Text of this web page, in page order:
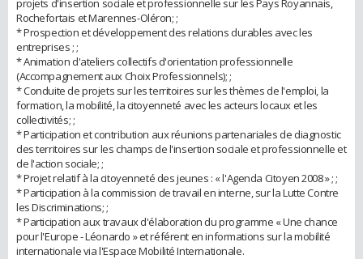
projets d'insertion sociale et professionnelle sur les Pays Royannais,
Rochefortais et Marennes-Oléron; ;
* Prospection et développement des relations durables avec les
entreprises ; ;
* Animation d'ateliers collectifs d'orientation professionnelle
(Accompagnement aux Choix Professionnels); ;
* Conduite de projets sur les territoires sur les thèmes de l'emploi, la
formation, la mobilité, la citoyenneté avec les acteurs locaux et les
collectivités; ;
* Participation et contribution aux réunions partenariales de diagnostic
des territoires sur les champs de l'insertion sociale et professionnelle et
de l'action sociale; ;
* Projet relatif à la citoyenneté des jeunes : « l'Agenda Citoyen 2008 » ; ;
* Participation à la commission de travail en interne, sur la Lutte Contre
les Discriminations; ;
* Participation aux travaux d'élaboration du programme « Une chance
pour l'Europe - Léonardo » et référent en informations sur la mobilité
internationale via l'Espace Mobilité Internationale.